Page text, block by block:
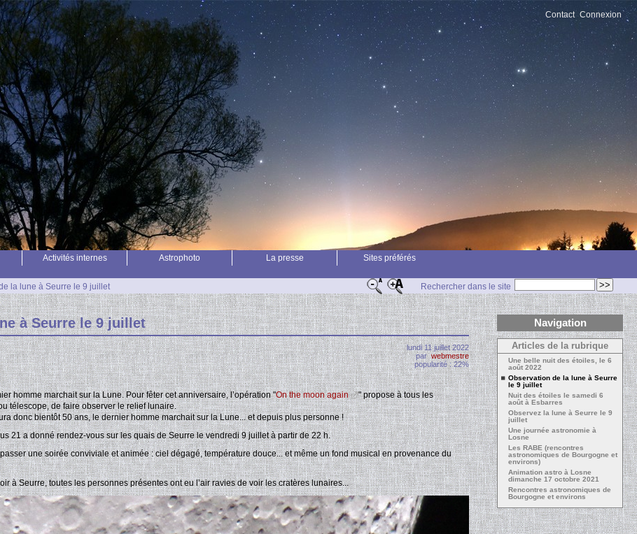
Contact Connexion
Activités internes Astrophoto La presse Sites préférés
Rechercher dans le site
la lune à Seurre le 9 juillet
à Seurre le 9 juillet
lundi 11 juillet 2022
parwebmestre
popularité : 22%
homme marchait sur la Lune. Pour fêter cet anniversaire, l’opération "On the moon again
" propose à tous les
télescope, de faire observer le relief lunaire.
donc bientôt 50 ans, le dernier homme marchait sur la Lune... et depuis plus personne !
21 a donné rendez-vous sur les quais de Seurre le vendredi 9 juillet à partir de 22 h.
une soirée conviviale et animée : ciel dégagé, température douce... et même un fond musical en provenance du
à Seurre, toutes les personnes présentes ont eu l’air ravies de voir les cratères lunaires...
Navigation
Articles de la rubrique
Une belle nuit des étoiles, le 6
août 2022
Observation de la lune à Seurre
le 9 juillet
Nuit des étoiles le samedi 6
août à Esbarres
Observez la lune à Seurre le 9
juillet
Une journée astronomie à
Losne
Les RABE (rencontres
astronomiques de Bourgogne et
environs)
Animation astro à Losne
dimanche 17 octobre 2021
Rencontres astronomiques de
Bourgogne et environs